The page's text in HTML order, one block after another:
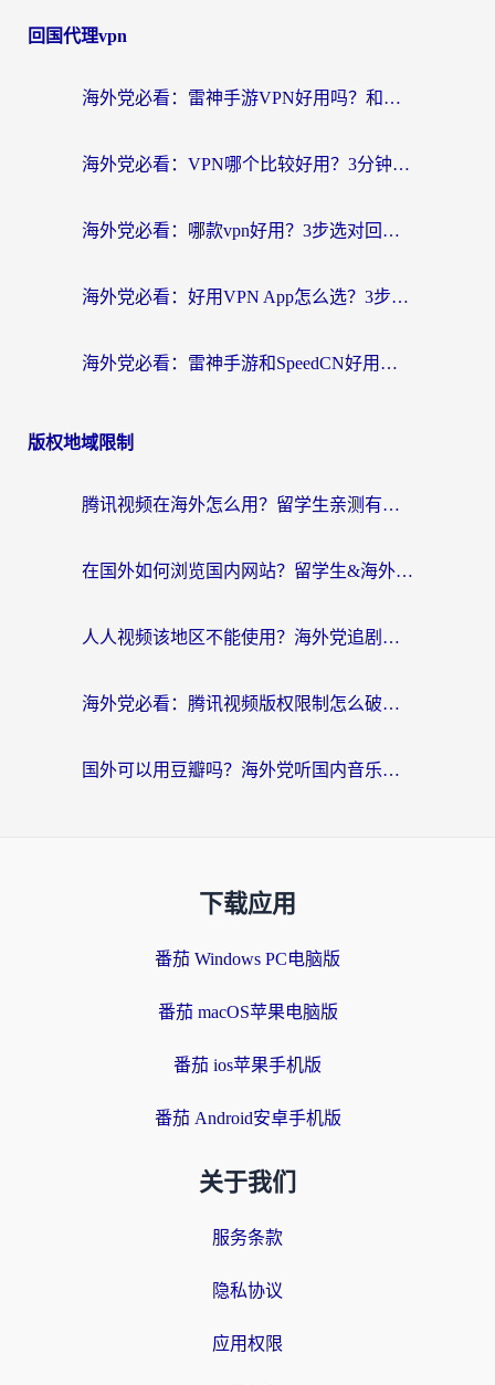
回国代理vpn
海外党必看：雷神手游VPN好用吗？和天速回国VPN对比哪个回国效果更好？附实用加速器选择指南
海外党必看：VPN哪个比较好用？3分钟找到适合你的回国加速方案
海外党必看：哪款vpn好用？3步选对回国加速器，无缝刷剧玩游戏
海外党必看：好用VPN App怎么选？3步教你无缝访问国内资源
海外党必看：雷神手游和SpeedCN好用吗？3招选对回国加速器无缝刷国内资源
版权地域限制
腾讯视频在海外怎么用？留学生亲测有效的回国加速器攻略
在国外如何浏览国内网站？留学生&海外华人的无缝访问指南
人人视频该地区不能使用？海外党追剧看片的终极解决方案来了
海外党必看：腾讯视频版权限制怎么破？3步让你轻松追剧
国外可以用豆瓣吗？海外党听国内音乐听书的实用指南
下载应用
番茄 Windows PC电脑版
番茄 macOS苹果电脑版
番茄 ios苹果手机版
番茄 Android安卓手机版
关于我们
服务条款
隐私协议
应用权限